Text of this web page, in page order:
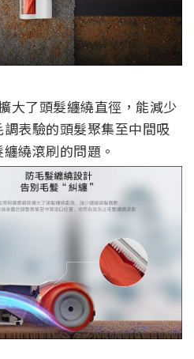
大了頭髮纏繞直徑，能減少
表驗的頭髮聚集至中間吸
繞滾刷的問題。